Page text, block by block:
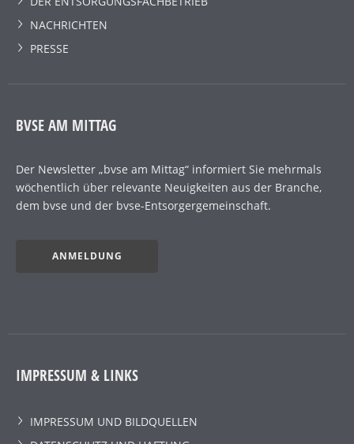
NACHRICHTEN
PRESSE
BVSE AM MITTAG
Der Newsletter „bvse am Mittag“ informiert Sie mehrmals
wöchentlich über relevante Neuigkeiten aus der Branche,
dem bvse und der bvse-Entsorgergemeinschaft.
ANMELDUNG
IMPRESSUM & LINKS
IMPRESSUM UND BILDQUELLEN